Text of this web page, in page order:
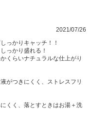
2021/07/26
っかりキャッチ！！
っかり盛れる！
くらいナチュラルな仕上がり
がつきにくく、ストレスフリ
くく、落とすときはお湯＋洗